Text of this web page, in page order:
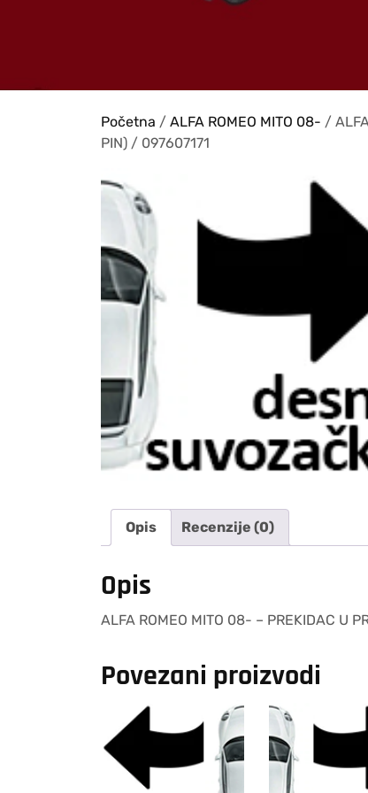
Početna / ALFA ROMEO MITO 08- /
PIN) / 097607171
Opis Recenzije (0)
Opis
ALFA ROMEO MITO 08- – PREKIDAC U
Povezani proizvodi